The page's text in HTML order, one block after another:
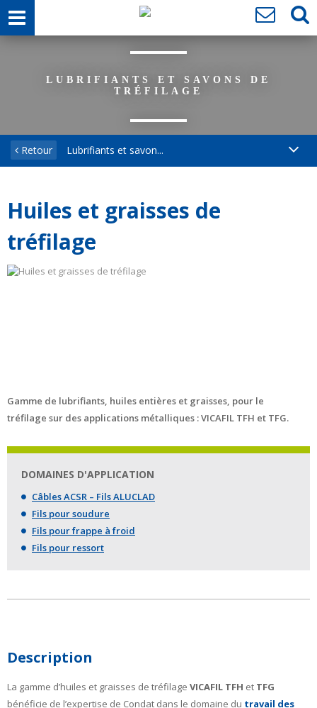
LUBRIFIANTS ET SAVONS DE
TRÉFILAGE
Retour Lubrifiants et savon...
Huiles et graisses de
tréfilage
Gamme de lubrifiants, huiles entières et graisses, pour le
tréfilage sur des applications métalliques : VICAFIL TFH et TFG.
DOMAINES D'APPLICATION
Câbles ACSR – Fils ALUCLAD
Fils pour soudure
Fils pour frappe à froid
Fils pour ressort
Description
La gamme d’huiles et graisses de tréfilage VICAFIL TFH et TFG
bénéficie de l’expertise de Condat dans le domaine du travail des